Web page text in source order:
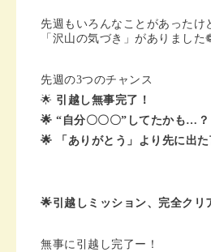
先週もいろんなことがあったけ
「沢山の気づき」がありました
先週の3つのチャンス
🌟 引越し無事完了！
🌟 “自分〇〇〇”してたかも…？
🌟 「ありがとう」より先に出た
🌟引越しミッション、完全クリ
無事に引越し完了ー！